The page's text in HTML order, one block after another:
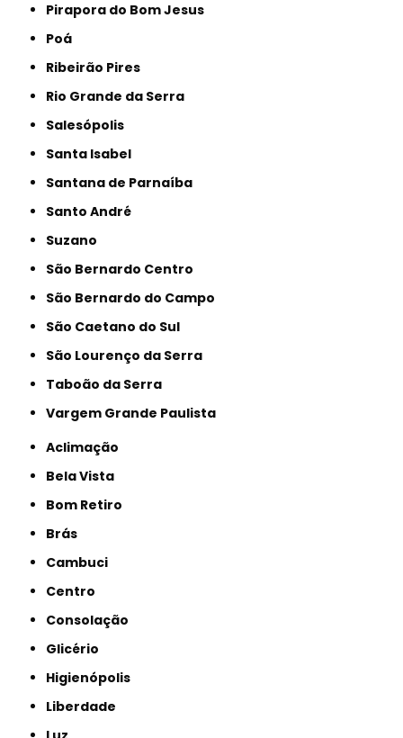
Pirapora do Bom Jesus
Poá
Ribeirão Pires
Rio Grande da Serra
Salesópolis
Santa Isabel
Santana de Parnaíba
Santo André
Suzano
São Bernardo Centro
São Bernardo do Campo
São Caetano do Sul
São Lourenço da Serra
Taboão da Serra
Vargem Grande Paulista
Aclimação
Bela Vista
Bom Retiro
Brás
Cambuci
Centro
Consolação
Glicério
Higienópolis
Liberdade